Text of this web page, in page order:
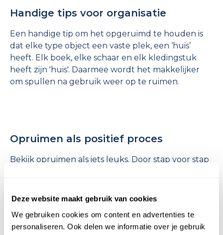
Deze website maakt gebruik van cookies
We gebruiken cookies om content en advertenties te
personaliseren. Ook delen we informatie over je gebruik
Handige tips voor organisatie
Een handige tip om het opgeruimd te houden is
dat elke type object een vaste plek, een ‘huis’
heeft. Elk boek, elke schaar en elk kledingstuk
heeft zijn 'huis'. Daarmee wordt het makkelijker
om spullen na gebruik weer op te ruimen.
Opruimen als positief proces
Bekijk opruimen als iets leuks. Door stap voor stap
en misschien zelfs een verfrissend ritueel dat zorgt